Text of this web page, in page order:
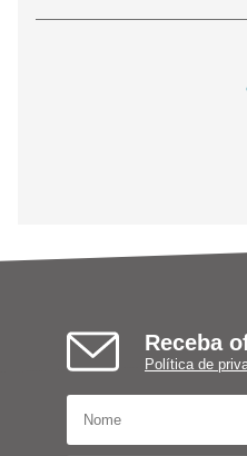
Receba
Política de